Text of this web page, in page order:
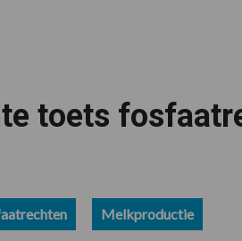
toets
Melkproductie